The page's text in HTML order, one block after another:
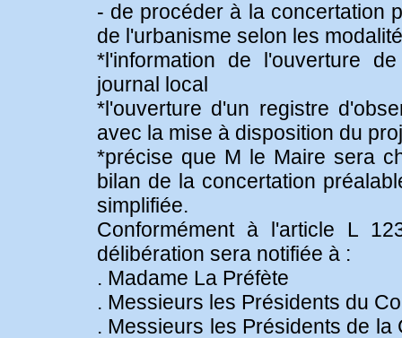
- de procéder à la concertation
de l'urbanisme selon les
*l'information de l'ouverture
journal local
*l'ouverture d'un registre
avec la mise à disposition du
*précise que M le Maire sera
bilan de la concertation
simplifiée.
Conformément à l'article L
délibération sera notifiée à :
. Madame La Préfète
. Messieurs les Présidents du
. Messieurs les Présidents de